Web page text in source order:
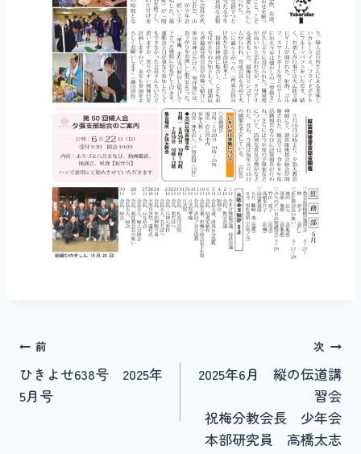
投
稿
前
ひきよせ638号 2025年
5月号
次
2025年6月 縦の伝道講
習会
祝梅分教会長 少年会
本部研究員 高橋太志